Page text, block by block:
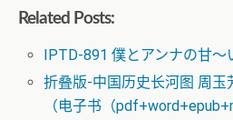
Related Posts:
IPTD-891 僕とアンナの甘～
折叠版-中国历史长河图 周玉
（电子书（